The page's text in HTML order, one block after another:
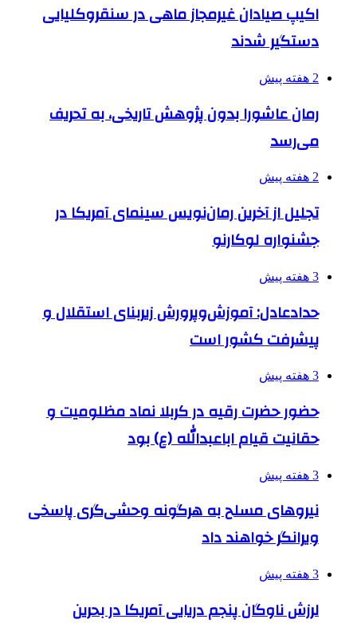
اکیپ صیادان غیرمجاز ماهی در سنقروکلیایی
دستگیر شدند
2 هفته پیش
رمان عاشورا بدون پژوهش تاریخی، به تحریف
می‌رسد
2 هفته پیش
تجلیل از آخرین رمان‌نویس سینمای آمریکا در
جشنواره لوکارنو
3 هفته پیش
حدادعادل: آموزش‌وپرورش زیربنای استقلال و
پیشرفت کشور است
3 هفته پیش
حضور حضرت رقیه در کربلا نماد مظلومیت و
حقانیت قیام اباعبدالله (ع) بود
3 هفته پیش
نیروهای مسلح به هرگونه وحشی‌گری پاسخی
ویرانگر خواهند داد
3 هفته پیش
لرزش ناوگان پنجم دریایی آمریکا در بحرین